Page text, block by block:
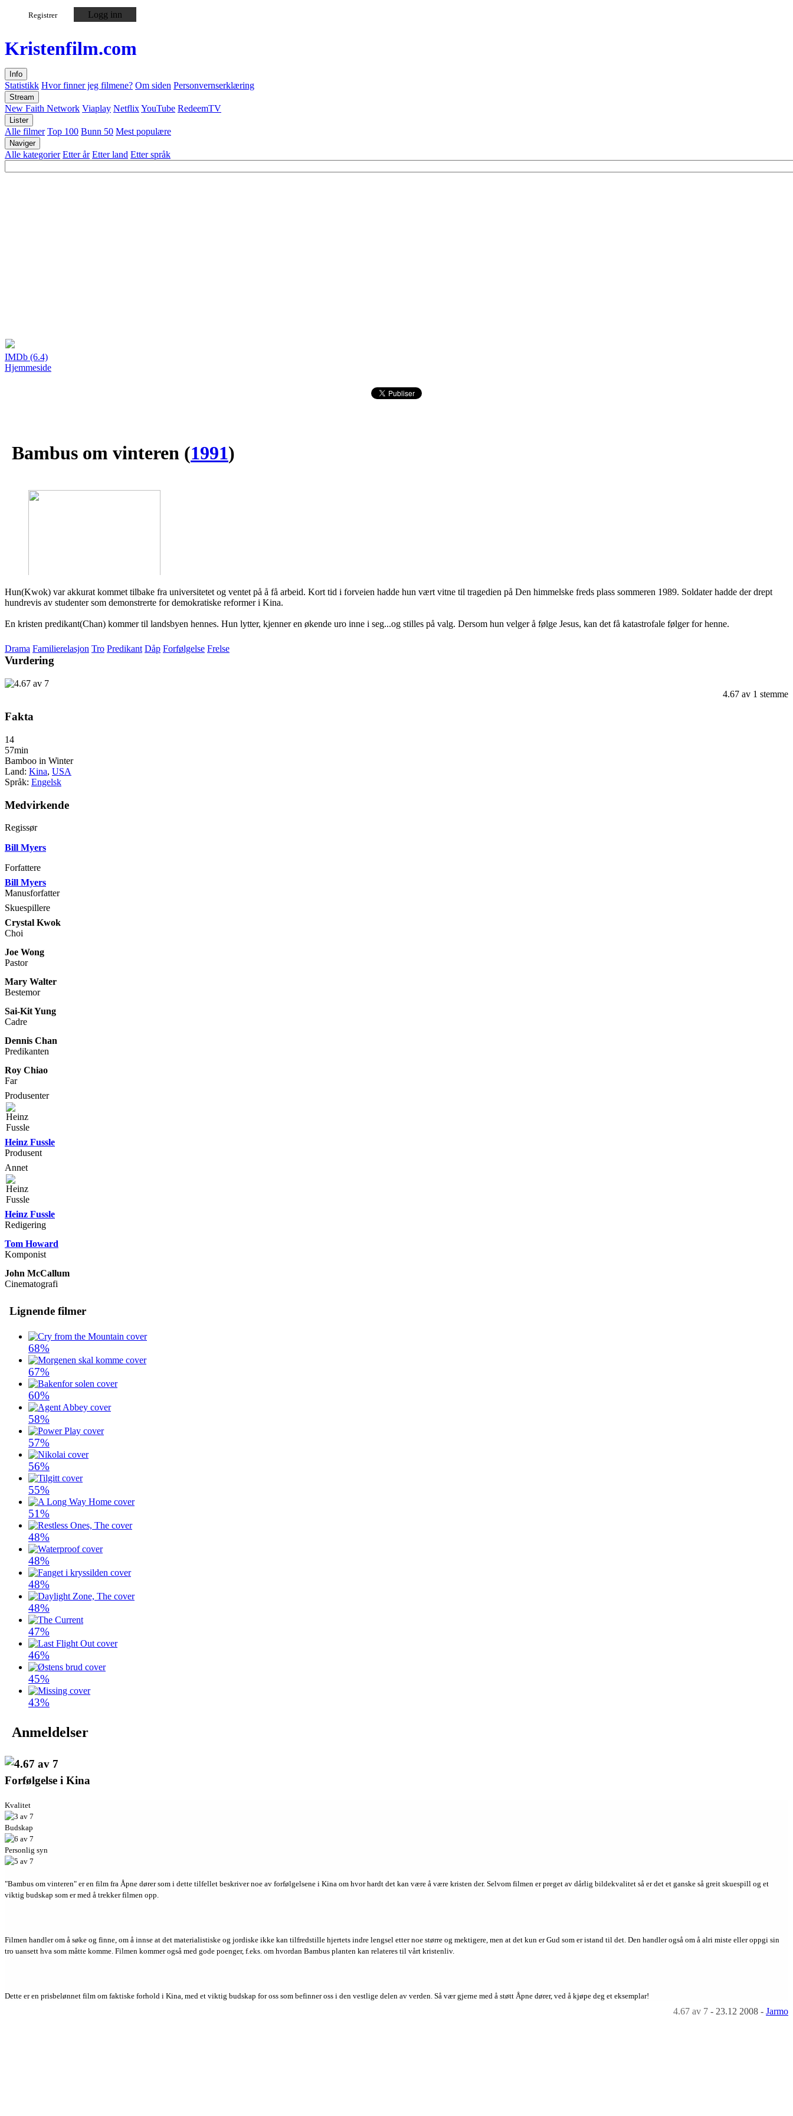
Registrer Logg inn
Kristenfilm.com
Info
Statistikk Hvor finner jeg filmene? Om siden Personvernserklæring
Stream
New Faith Network Viaplay NetflixYouTube RedeemTV
Lister
Alle filmer Top 100 Bunn 50 Mest populære
Naviger
Alle kategorier Etter år Etter land Etter språk
IMDb (6.4)
Hjemmeside
Bambus om vinteren (1991)
Hun(Kwok) var akkurat kommet tilbake fra universitetet og ventet på å få arbeid. Kort tid i forveien hadde hun vært vitne til tragedien på Den himmelske freds plass sommeren 1989. Soldater hadde der drept
hundrevis av studenter som demonstrerte for demokratiske reformer i Kina.
En kristen predikant(Chan) kommer til landsbyen hennes. Hun lytter, kjenner en økende uro inne i seg...og stilles på valg. Dersom hun velger å følge Jesus, kan det få katastrofale følger for henne.
Drama Familierelasjon Tro Predikant Dåp Forfølgelse Frelse
Vurdering
4.67 av 1 stemme
Fakta
14
57min
Bamboo in Winter
Land: Kina, USA
Språk: Engelsk
Medvirkende
Regissør
Bill Myers
Forfattere
Bill Myers
Manusforfatter
Skuespillere
Crystal Kwok
Choi
Joe Wong
Pastor
Mary Walter
Bestemor
Sai-Kit Yung
Cadre
Dennis Chan
Predikanten
Roy Chiao
Far
Produsenter
Heinz Fussle
Produsent
Annet
Heinz Fussle
Redigering
Tom Howard
Komponist
John McCallum
Cinematografi
Lignende filmer
68%
67%
60%
58%
57%
56%
55%
51%
48%
48%
48%
48%
47%
46%
45%
43%
Anmeldelser
Forfølgelse i Kina
Kvalitet
Budskap
Personlig syn
"Bambus om vinteren" er en film fra Åpne dører som i dette tilfellet beskriver noe av forfølgelsene i Kina om hvor hardt det kan være å være kristen der. Selvom filmen er preget av dårlig bildekvalitet så er det et ganske så greit skuespill og et
viktig budskap som er med å trekker filmen opp.
Filmen handler om å søke og finne, om å innse at det materialistiske og jordiske ikke kan tilfredstille hjertets indre lengsel etter noe større og mektigere, men at det kun er Gud som er istand til det. Den handler også om å alri miste eller oppgi sin
tro uansett hva som måtte komme. Filmen kommer også med gode poenger, f.eks. om hvordan Bambus planten kan relateres til vårt kristenliv.
Dette er en prisbelønnet film om faktiske forhold i Kina, med et viktig budskap for oss som befinner oss i den vestlige delen av verden. Så vær gjerne med å støtt Åpne dører, ved å kjøpe deg et eksemplar!
4.67 av 7 - 23.12 2008 - Jarmo